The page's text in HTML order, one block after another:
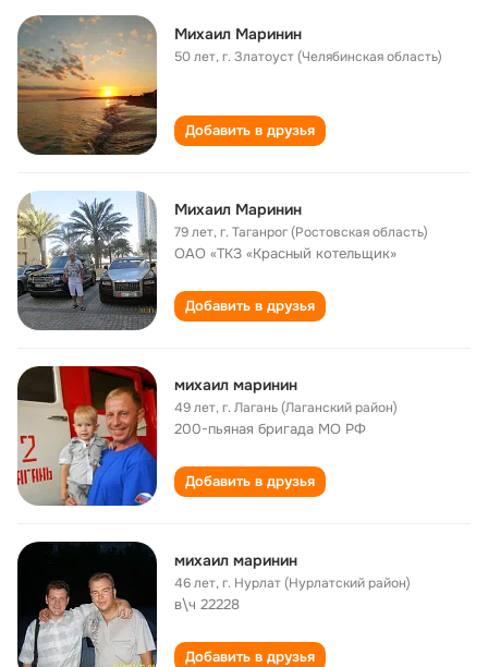
Михаил Маринин
50 лет,г. Златоуст (Челябинская область)
Добавить в друзья
Михаил Маринин
79 лет,г. Таганрог (Ростовская область)
ОАО «ТКЗ «Красный котельщик»
Добавить в друзья
михаил маринин
49 лет,г. Лагань (Лаганский район)
200-пьяная бригада МО РФ
Добавить в друзья
михаил маринин
46 лет,г. Нурлат (Нурлатский район)
в\ч 22228
Добавить в друзья